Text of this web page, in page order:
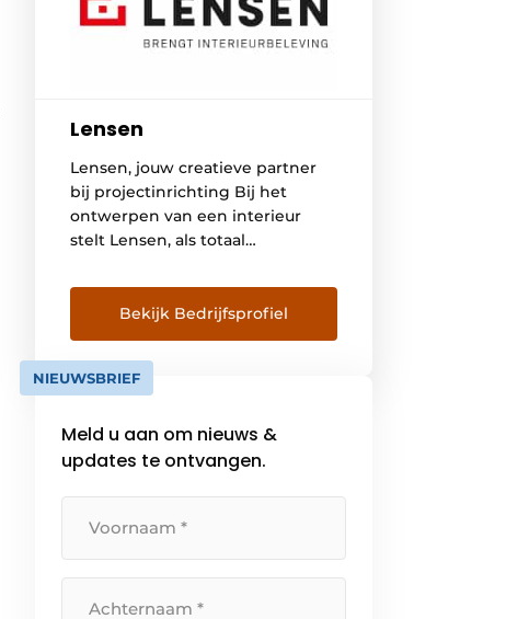
Lensen
Lensen, jouw creatieve partner
bij projectinrichting Bij het
ontwerpen van een interieur
stelt Lensen, als totaal
zorg, de eindgebruikers centraal.
Een interieur is van invloed op
de emotionele beleving en het
welzijn van mensen, daar zijn we
van overtuigd. Daarom vormen
hun leefwijzen, behoeften en
wensen […]
Bekijk Bedrijfsprofiel
NIEUWSBRIEF
Meld u aan om nieuws &
updates te ontvangen.